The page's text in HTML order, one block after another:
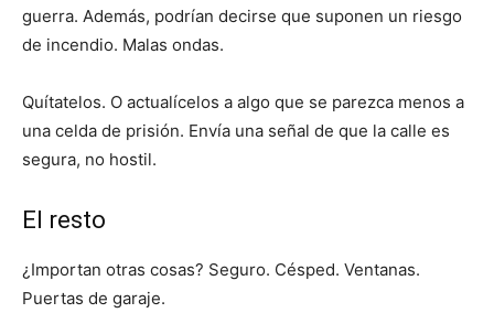
guerra. Además, podrían decirse que suponen un riesgo
de incendio. Malas ondas.
Quítatelos. O actualícelos a algo que se parezca menos a
una celda de prisión. Envía una señal de que la calle es
segura, no hostil.
El resto
¿Importan otras cosas? Seguro. Césped. Ventanas.
Puertas de garaje.